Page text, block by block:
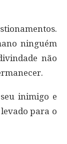
ninguém
não
inimigo e
para o